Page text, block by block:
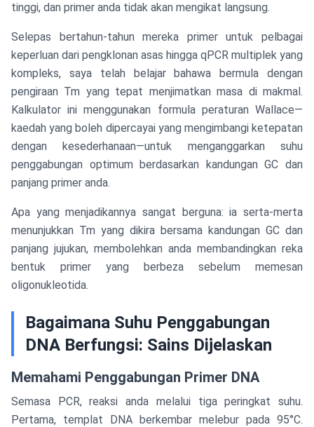
tinggi, dan primer anda tidak akan mengikat langsung.
Selepas bertahun-tahun mereka primer untuk pelbagai
keperluan dari pengklonan asas hingga qPCR multiplek yang
kompleks, saya telah belajar bahawa bermula dengan
pengiraan Tm yang tepat menjimatkan masa di makmal.
Kalkulator ini menggunakan formula peraturan Wallace—
kaedah yang boleh dipercayai yang mengimbangi ketepatan
dengan kesederhanaan—untuk menganggarkan suhu
penggabungan optimum berdasarkan kandungan GC dan
panjang primer anda.
Apa yang menjadikannya sangat berguna: ia serta-merta
menunjukkan Tm yang dikira bersama kandungan GC dan
panjang jujukan, membolehkan anda membandingkan reka
bentuk primer yang berbeza sebelum memesan
oligonukleotida.
Bagaimana Suhu Penggabungan
DNA Berfungsi: Sains Dijelaskan
Memahami Penggabungan Primer DNA
Semasa PCR, reaksi anda melalui tiga peringkat suhu.
Pertama, templat DNA berkembar melebur pada 95°C.